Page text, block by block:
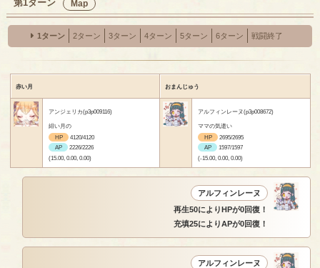
第1ターン Map
1ターン 2ターン 3ターン 4ターン 5ターン 6ターン 戦闘終了
赤い月 おまんじゅう
アンジェリカ(p3p009116)
緋い月の
HP
4120/4120
AP
2226/2226
(15.00, 0.00, 0.00)
アルフィンレーヌ(p3p008672)
ママの気遣い
HP
2695/2695
AP
1597/1597
(-15.00, 0.00, 0.00)
アルフィンレーヌ
再生50によりHPが0回復！
充填25によりAPが0回復！
アルフィンレーヌ